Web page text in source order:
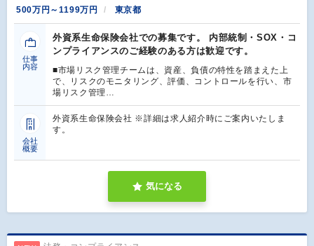
500万円～1199万円 東京都
仕事
内容
外資系生命保険会社での募集です。 内部統制・SOX・コ
ンプライアンスのご経験のある方は歓迎です。
■市場リスク管理チームは、資産、負債の特性を踏まえた上
で、リスクのモニタリング、評価、コントロールを行い、市
場リスク管理…
会社
概要
外資系生命保険会社 ※詳細は求人紹介時にご案内いたしま
す。
気になる